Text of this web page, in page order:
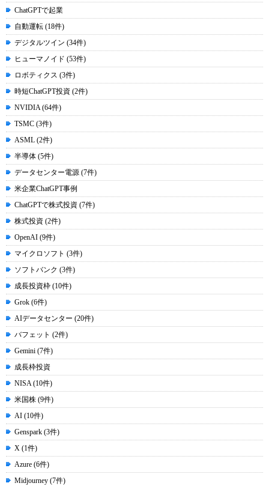
ChatGPTで起業
自動運転 (18件)
デジタルツイン (34件)
ヒューマノイド (53件)
ロボティクス (3件)
時短ChatGPT投資 (2件)
NVIDIA (64件)
TSMC (3件)
ASML (2件)
半導体 (5件)
データセンター電源 (7件)
米企業ChatGPT事例
ChatGPTで株式投資 (7件)
株式投資 (2件)
OpenAI (9件)
マイクロソフト (3件)
ソフトバンク (3件)
成長投資枠 (10件)
Grok (6件)
AIデータセンター (20件)
バフェット (2件)
Gemini (7件)
成長枠投資
NISA (10件)
米国株 (9件)
AI (10件)
Genspark (3件)
X (1件)
Azure (6件)
Midjourney (7件)